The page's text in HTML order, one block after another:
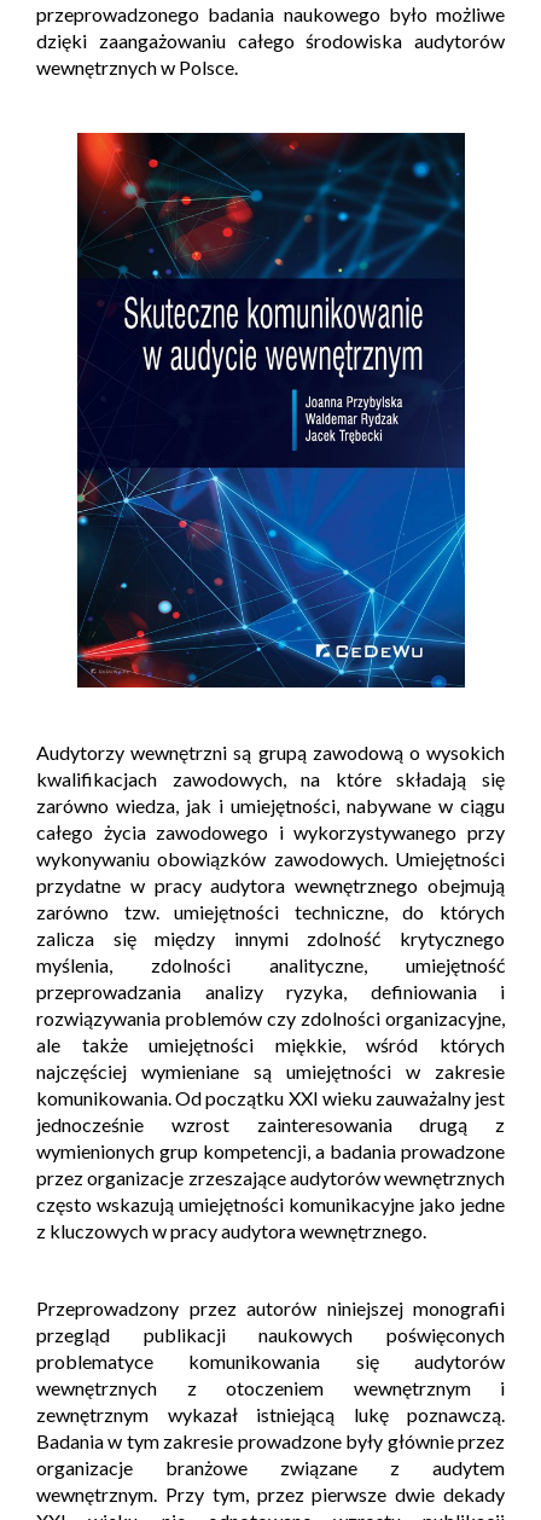
przeprowadzonego badania naukowego było możliwe
dzięki zaangażowaniu całego środowiska audytorów
wewnętrznych w Polsce.
Audytorzy wewnętrzni są grupą zawodową o wysokich
kwalifikacjach zawodowych, na które składają się
zarówno wiedza, jak i umiejętności, nabywane w ciągu
całego życia zawodowego i wykorzystywanego przy
wykonywaniu obowiązków zawodowych. Umiejętności
przydatne w pracy audytora wewnętrznego obejmują
zarówno tzw. umiejętności techniczne, do których
zalicza się między innymi zdolność krytycznego
myślenia, zdolności analityczne, umiejętność
przeprowadzania analizy ryzyka, definiowania i
rozwiązywania problemów czy zdolności organizacyjne,
ale także umiejętności miękkie, wśród których
najczęściej wymieniane są umiejętności w zakresie
komunikowania. Od początku XXI wieku zauważalny jest
jednocześnie wzrost zainteresowania drugą z
wymienionych grup kompetencji, a badania prowadzone
przez organizacje zrzeszające audytorów wewnętrznych
często wskazują umiejętności komunikacyjne jako jedne
z kluczowych w pracy audytora wewnętrznego.
Przeprowadzony przez autorów niniejszej monografii
przegląd publikacji naukowych poświęconych
problematyce komunikowania się audytorów
wewnętrznych z otoczeniem wewnętrznym i
zewnętrznym wykazał istniejącą lukę poznawczą.
Badania w tym zakresie prowadzone były głównie przez
organizacje branżowe związane z audytem
wewnętrznym. Przy tym, przez pierwsze dwie dekady